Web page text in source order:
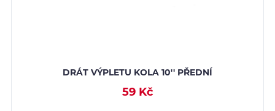
DRÁT VÝPLETU KOLA 10'' PŘEDNÍ
59 Kč